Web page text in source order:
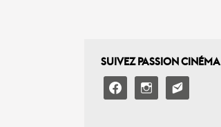
SUIVEZ PASSION CINÉMA
facebookinstagramemail-
alt2